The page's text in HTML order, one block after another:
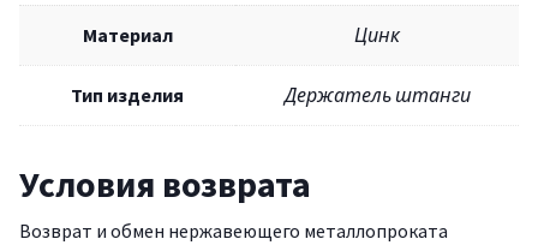
Материал Цинк
Тип изделия Держатель штанги
Условия возврата
Возврат и обмен нержавеющего металлопроката